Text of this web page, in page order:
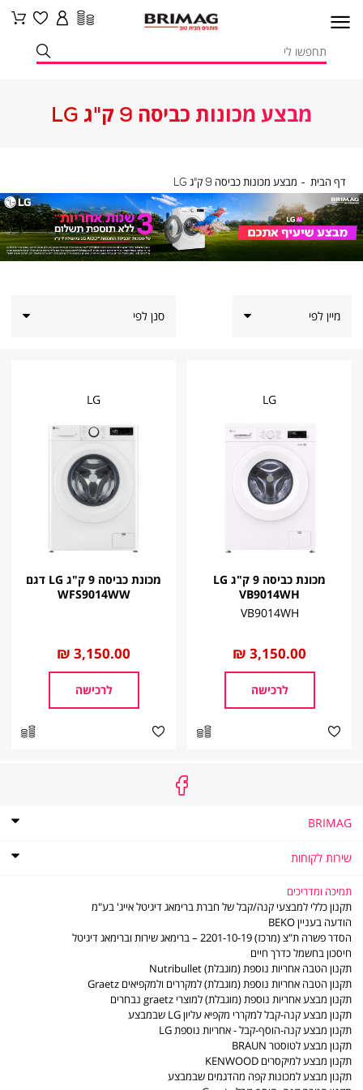
מבצע מכונות כביסה 9 ק"ג LG
דף הבית דף
הבית
מבצע מכונות כביסה 9 ק"ג LG
מכונות
כביסה
9
ק"ג
LG
סנן לפי
LG
מכונת כביסה 9 ק"ג LG
VB9014WH
VB9014WH
החל
מ
3,150.00 ₪
לרכישה
LG
מכונת כביסה 9 ק"ג LG דגם
WFS9014WW
החל
מ
3,150.00 ₪
לרכישה
BRIMAG
תקנון מועדון הלקוחות של ברימאג
דוח פומבי לשנת 2021 לפי חוק שכר שווה לעובדת ולעובד
דוח פומבי לשנת 2022 לפי חוק שכר שווה לעובדת ולעובד
תו אמון הציבור
דוח פומבי לשנת 2023 לפי חוק שכר שווה לעובדת ולעובד
דוח פומבי לשנת 2024 לפי חוק שכר שווה לעובדת ולעובד
דוח פומבי לשנת 2025 לפי חוק שכר שווה לעובדת ולעובד
הסדר פשרה ב- ת"צ (מרכז) 2201-10-19
מדיניות פינוי פסולת ציוד חשמלי ואלקטרוני
שירות לקוחות
שירות לקוחות
מדיניות החזרות והחלפות
משלוחים
סניפים - נקודות שירות
LG משווקים מורשים
משווקים מורשים - מוצרים קטנים
תעודות אחריות
חוברות הפעלה
ביטול עסקה
צור קשר
תמיכה ומדריכים
תקנון כללי למבצעי קנה/קבל של חברת ברימאג דיגיטל אייג' בע"מ
הודעה בעניין BEKO
הסדר פשרה ת"צ (מרכז) 2201-10-19 – ברימאג שירות וברימאג דיגיטל
חיסכון בחשמל כדרך חיים
תקנון הטבה אחריות נוספת (מוגבלת) Nutribullet
תקנון הטבה אחריות נוספת (מוגבלת) למקררים ולמקפיאים Graetz
תקנון מבצע אחריות נוספת (מוגבלת) למוצרי graetz נבחרים
תקנון מבצע קנה-קבל למקררי מקפיא עליון LG שבמבצע
תקנון מבצע קנה-הוסף-קבל - אחריות נוספת LG
תקנון מבצע לטוסטר BRAUN
תקנון מבצע למיקסרים KENWOOD
תקנון מבצע למכונות קפה מהדגמים שבמבצע